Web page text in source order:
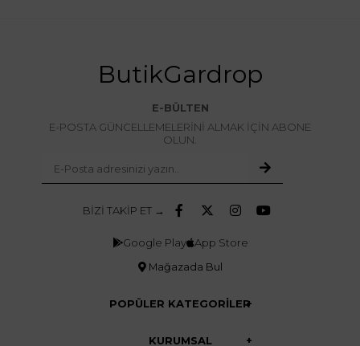
ButikGardrop
E-BÜLTEN
E-POSTA GÜNCELLEMELERİNİ ALMAK İÇİN ABONE
OLUN.
BİZİ TAKİP ET →
Google Play App Store
Mağazada Bul
POPÜLER KATEGORİLER
KURUMSAL